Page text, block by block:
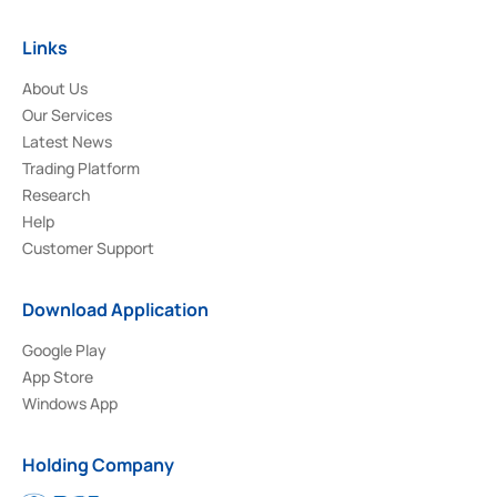
Links
About Us
Our Services
Latest News
Trading Platform
Research
Help
Customer Support
Download Application
Google Play
App Store
Windows App
Holding Company